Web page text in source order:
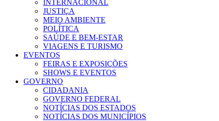
INTERNACIONAL
JUSTIÇA
MEIO AMBIENTE
POLÍTICA
SAÚDE E BEM-ESTAR
VIAGENS E TURISMO
EVENTOS
FEIRAS E EXPOSIÇÕES
SHOWS E EVENTOS
GOVERNO
CIDADANIA
GOVERNO FEDERAL
NOTÍCIAS DOS ESTADOS
NOTÍCIAS DOS MUNICÍPIOS